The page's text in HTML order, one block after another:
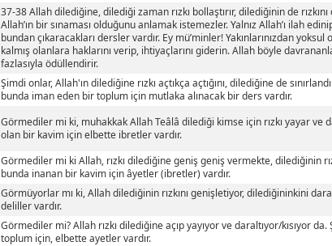
37-38 Allah dilediğine, dilediği zaman rızkı bollaştırır, dilediğinin de
Allah’ın bir sınaması olduğunu anlamak istemezler. Yalnız Allah’ı ilah
bundan çıkaracakları dersler vardır. Ey mü’minler! Yakınlarınızdan
kalmış olanlara haklarını verip, ihtiyaçlarını giderin. Allah böyle
fazlasıyla ödüllendirir.
Şimdi onlar, Allah'ın dilediğine rızkı açtıkça açtığını, dilediğine de
bunda iman eden bir toplum için mutlaka alınacak bir ders vardır.
Görmediler mi ki, muhakkak Allah Teâlâ dilediği kimse için rızkı yayar ve
olan bir kavim için elbette ibretler vardır.
Görmediler mi ki Allah, rızkı dilediğine geniş geniş vermekte, dilediğinin
bunda inanan bir kavim için âyetler (ibretler) vardır.
Görmüyorlar mı ki, Allah dilediğinin rızkını genişletiyor, dilediğininkini
deliller vardır.
Görmediler mi? Allah rızkı dilediğine açıp yayıyor ve daraltıyor/kısıyor
toplum için, elbette ayetler vardır.